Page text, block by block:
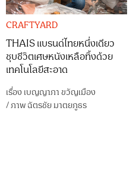
CRAFTYARD
THAIS แบรนด์ไทยหนึ่งเดียว
ชุบชีวิตเศษหนังเหลือทิ้งด้วย
เทคโนโลยีสะอาด
เรื่อง เบญญาภา ขวัญเมือง
/ภาพฉัตรชัย มาตยภูธร